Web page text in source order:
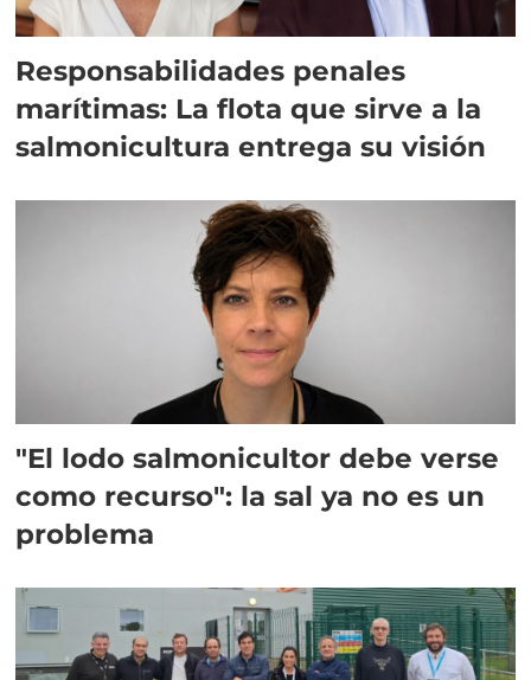
Responsabilidades penales
marítimas: La flota que sirve a la
salmonicultura entrega su visión
"El lodo salmonicultor debe verse
como recurso": la sal ya no es un
problema